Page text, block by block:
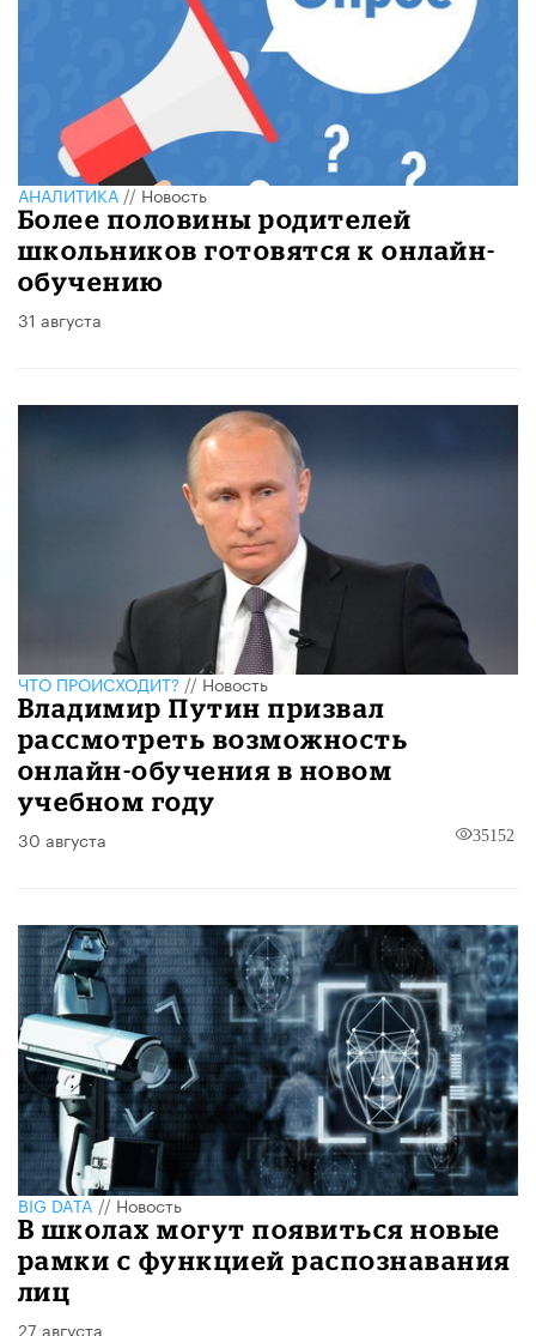
АНАЛИТИКА//Новость
Более половины родителей
школьников готовятся к онлайн-
обучению
31 августа
ЧТО ПРОИСХОДИТ?//Новость
Владимир Путин призвал
рассмотреть возможность
онлайн-обучения в новом
учебном году
30 августа 35152
BIG DATA//Новость
В школах могут появиться новые
рамки с функцией распознавания
лиц
27 августа